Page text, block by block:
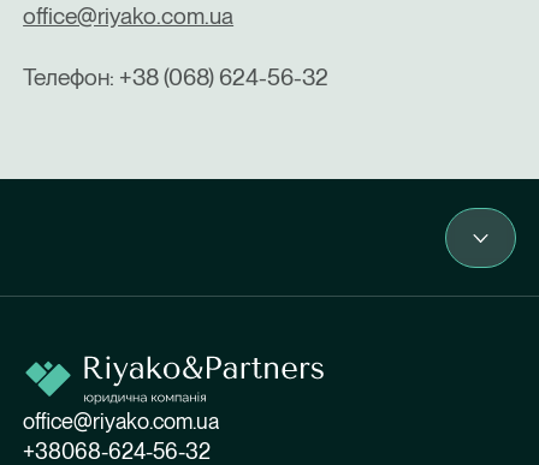
office@riyako.com.ua
Телефон: +38 (068) 624-56-32
office@riyako.com.ua
+38068-624-56-32